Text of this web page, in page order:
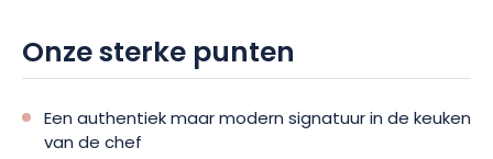
Onze sterke punten
Een authentiek maar modern signatuur in de keuken
van de chef